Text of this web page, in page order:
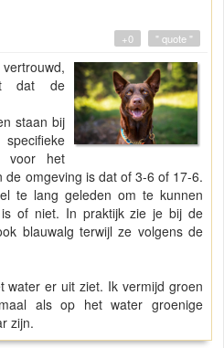
" quote "
+0
dat de
staan bij
voor het
de omgeving is dat of 3-6 of 17-6.
te lang geleden om te kunnen
of niet. In praktijk zie je bij de
blauwalg terwijl ze volgens de
water er uit ziet. Ik vermijd groen
als op het water groenige
zijn.